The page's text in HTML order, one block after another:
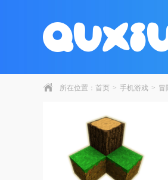
所在位置： 首页 > 手机游戏 > 冒